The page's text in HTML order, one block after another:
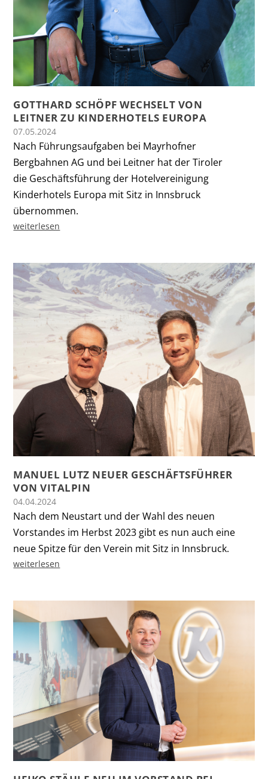
GOTTHARD SCHÖPF WECHSELT VON
LEITNER ZU KINDERHOTELS EUROPA
07.05.2024
Nach Führungsaufgaben bei Mayrhofner
Bergbahnen AG und bei Leitner hat der Tiroler
die Geschäftsführung der Hotelvereinigung
Kinderhotels Europa mit Sitz in Innsbruck
übernommen.
weiterlesen
MANUEL LUTZ NEUER GESCHÄFTSFÜHRER
VON VITALPIN
04.04.2024
Nach dem Neustart und der Wahl des neuen
Vorstandes im Herbst 2023 gibt es nun auch eine
neue Spitze für den Verein mit Sitz in Innsbruck.
weiterlesen